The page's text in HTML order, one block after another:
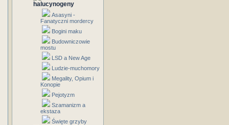
halucynogeny
Asasyni -
Fanatyczni mordercy
Bogini maku
Budowniczowie
mostu
LSD a New Age
Ludzie-muchomory
Megality, Opium i
Konopie
Pejotyzm
Szamanizm a
ekstaza
Święte grzyby